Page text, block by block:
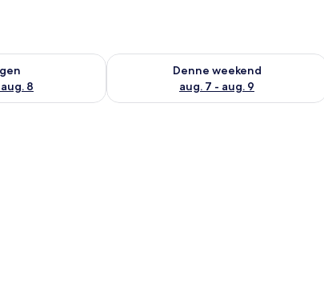
8
i morgen aug. 7 - aug. 8
Denne weekend
aug. 7 - aug. 9
Tjek tilgængelighed for denne
en vægmonteret lampe og en skydedør til et udendørs område.